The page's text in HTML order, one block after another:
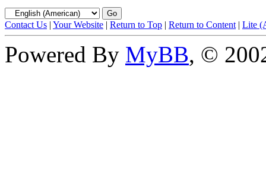
Contact Us | Your Website | Return to Top | Return to Content | Lite
Powered By MyBB, ©